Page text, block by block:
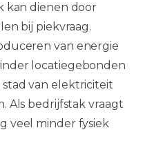
kan dienen door
bij piekvraag.
van energie
locatiegebonden
van elektriciteit
Als bedrijfstak vraagt
veel minder fysiek